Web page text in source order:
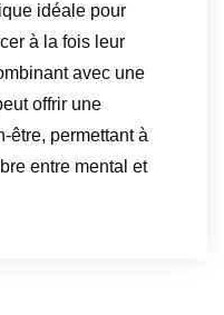
idéale pour
à la fois leur
avec une
offrir une
être, permettant à
entre mental et